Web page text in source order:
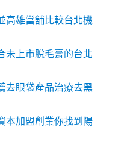
高雄當舖比較台北機
未上市脫毛膏的台北
去眼袋產品治療去黑
本加盟創業你找到陽